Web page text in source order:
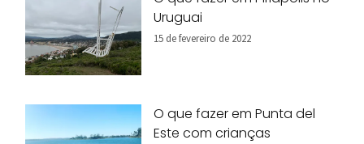
Uruguai
15 de fevereiro de 2022
O que fazer em Punta del
Este com crianças